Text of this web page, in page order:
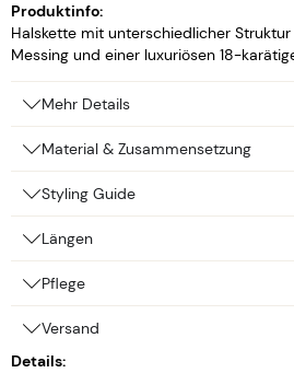
Produktinfo:
Halskette mit unterschiedlicher
Messing und einer luxuriösen 18-
Mehr Details
Material & Zusammensetzung
Styling Guide
Längen
Pflege
Versand
Details: